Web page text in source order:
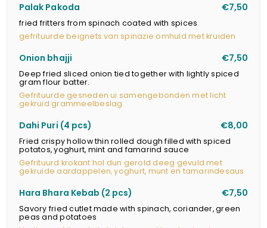
Palak Pakoda €7,50
fried fritters from spinach coated with spices
gefrituurde beignets van spinazie omhuld met kruiden
Onion bhajji €7,50
Deep fried sliced onion tied together with lightly spiced
gram flour batter.
Gefrituurde gesneden ui samengebonden met licht
gekruid grammeelbeslag.
Dahi Puri (4 pcs) €8,00
Fried crispy hollow thin rolled dough filled with spiced
potatos, yoghurt, mint and famarind sauce
Gefrituurd krokant hol dun gerold deeg gevuld met
gekruide aardappelen, yoghurt, munt en tamarindesaus
Hara Bhara Kebab (2 pcs) €7,50
Savory fried cutlet made with spinach, coriander, green
peas and potatoes